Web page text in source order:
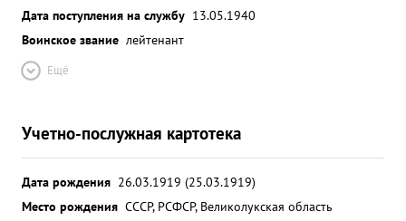
Дата поступления на службу 13.05.1940
Воинское звание лейтенант
Ещё
Учетно-послужная картотека
Дата рождения 26.03.1919 (25.03.1919)
Место рождения СССР, РСФСР, Великолукская область